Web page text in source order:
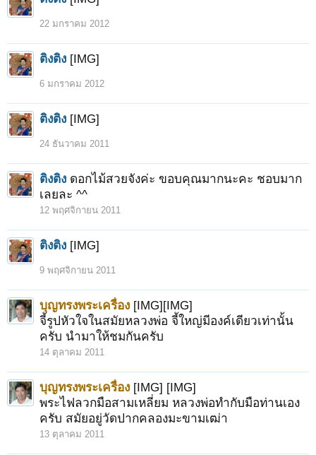
22 มกราคม 2012
ติงติง [IMG]
6 มกราคม 2012
ติงติง [IMG]
24 ธันวาคม 2011
ติงติง ดอกไม้สวยจังค่ะ ขอบคุณมากนะคะ ชอบมาก
เลยละ ^^
12 พฤศจิกายน 2011
ติงติง [IMG]
9 พฤศจิกายน 2011
บุญทรงพระเครื่อง [IMG][IMG]
จี้รูปหัวใจในสมัยหลวงพ่อ จี้ใหญ่มีองค์เดียวเท่านั้น
ครับ นำมาให้ชมกันครับ
14 ตุลาคม 2011
บุญทรงพระเครื่อง [IMG] [IMG]
พระไฟลวกมือสามเหลี่ยม หลวงพ่อทำกับมือท่านเอง
ครับ สมัยอยู่วัดปากคลองมะขามเฒ่า
13 ตุลาคม 2011
1 2 3 4 5 6